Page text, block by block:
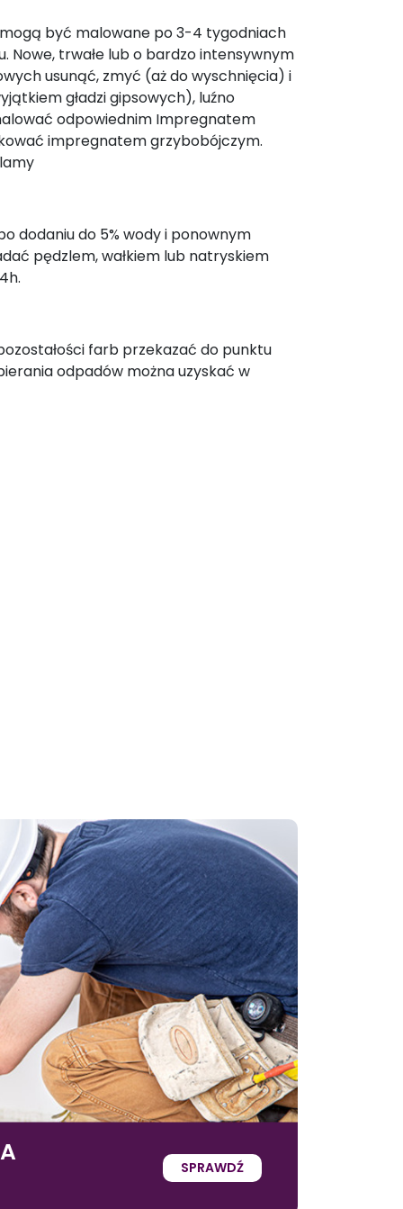
być malowane po 3-4 tygodniach
Nowe, trwałe lub o bardzo intensywnym
usunąć, zmyć (aż do wyschnięcia) i
gładzi gipsowych), luźno
odpowiednim Impregnatem
impregnatem grzybobójczym.
dodaniu do 5% wody i ponownym
pędzlem, wałkiem lub natryskiem
farb przekazać do punktu
odpadów można uzyskać w
SPRAWDŹ